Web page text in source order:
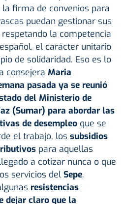
firma de convenios para
puedan gestionar sus
la competencia
el carácter unitario
de solidaridad. Eso es lo
consejera Maria
pasada ya se reunió
del Ministerio de
(Sumar) para abordar las
de desempleo que se
el trabajo, los subsidios
para aquellas
a cotizar nunca o que
servicios del Sepe.
resistencias
dejar claro que la